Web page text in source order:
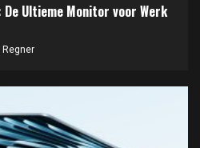
Ultieme Monitor voor Werk
Regner